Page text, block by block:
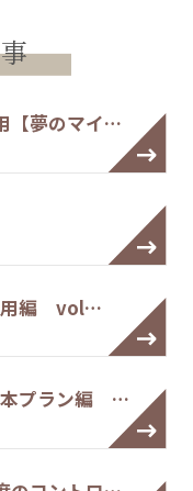
【夢のマイ…
用編 vol…
本プラン編 …